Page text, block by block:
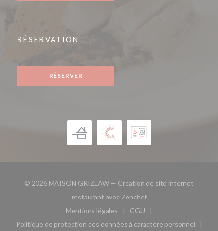
RÉSERVATION
RÉSERVER
© 2026 MAISON GRIZLAW — Création de site internet
restaurant avec Zenchef((ouvre une nouvelle
Mentions légales
((ouvre une nouvelle fenêtre))
CGU
((ouvre une nouvelle
Politique de protection des données à caractère personnel